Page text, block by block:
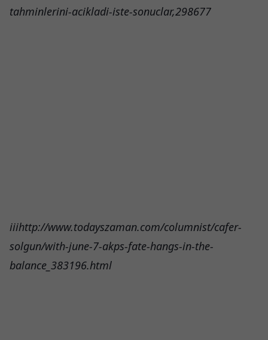
tahminlerini-acikladi-iste-sonuclar,298677
iiihttp://www.todayszaman.com/columnist/cafer-
solgun/with-june-7-akps-fate-hangs-in-the-
balance_383196.html